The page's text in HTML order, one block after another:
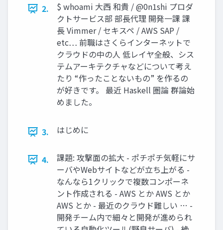
2.
$ whoami 大西 和貴 / @0n1shi プロダ
クトサービス部 部長代理 開発一課 課
長 Vimmer / セキスペ / AWS SAP /
etc… 前職はさくらインターネットで
クラウドの中の人 低レイヤ全般、シス
テムアーキテクチャなどについて考え
たり “作ったことないもの” を作るの
が好きです。 最近 Haskell 圏論 群論始
めました。
3. はじめに
4.
課題: 攻撃面の拡大 - ポチポチ気軽にサ
ーバやWebサイトなどが立ち上がる -
なんなら1クリックで複数コンポーネ
ント作成される - AWS とか AWS とか
AWS とか - 最近のクラウド難しい … -
開発チーム内で細々と開発が進められ